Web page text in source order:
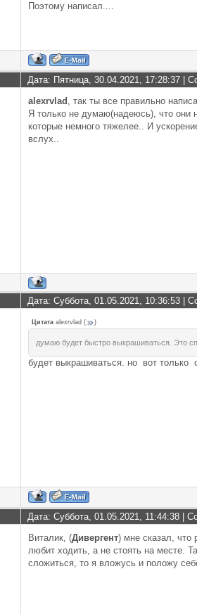
Поэтому написал....
Дата: Пятница, 30.04.2021, 17:28:37 |
alexrvlad , так ты все правильно
Я только не думаю(надеюсь), что они
которые немного тяжелее.. И
вслух..
Дата: Суббота, 01.05.2021, 10:36:53 |
Цитата alexrvlad ( )
думаю будет быстро выкрашиваться. Это
будет выкрашиваться. но вот только
Дата: Суббота, 01.05.2021, 11:44:38 |
Виталик, (Дивергент) мне сказал, что
любит ходить, а не стоять на месте.
сложиться, то я вложусь и положу